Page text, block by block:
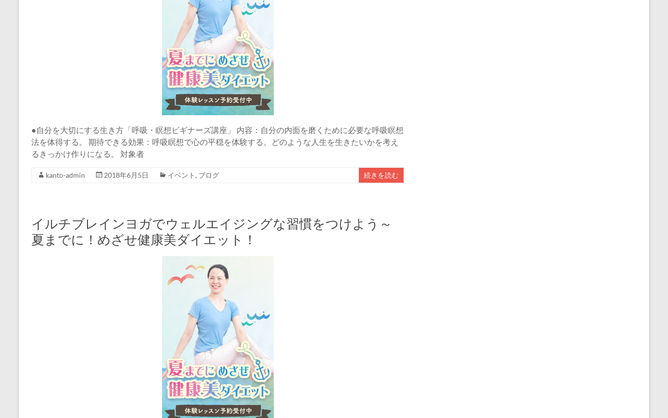
●自分を大切にする生き方「呼吸・瞑想ビギナーズ講座」 内容：自分の内面を磨くために必要な呼吸瞑想
法を体得する。 期待できる効果：呼吸瞑想で心の平穏を体験する。どのような人生を生きたいかを考え
るきっかけ作りになる。 対象者
kanto-admin 2018年6月5日 イベント , ブログ 続きを読む
イルチブレインヨガでウェルエイジングな習慣をつけよう～
夏までに！めざせ健康美ダイエット！